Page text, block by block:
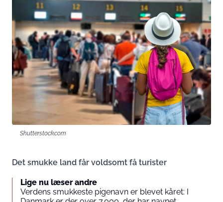
Shutterstock.com
Det smukke land får voldsomt få turister
Lige nu læser andre
Verdens smukkeste pigenavn er blevet kåret: I